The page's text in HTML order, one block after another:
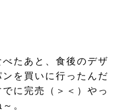
たあと、食後のデザ
を買いに行ったんだ
に完売（＞＜）やっ
。